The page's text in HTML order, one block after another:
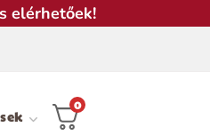
elérhetőek!
0